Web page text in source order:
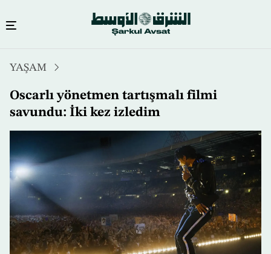
içeriğe
atla
YAŞAM
Oscarlı yönetmen tartışmalı filmi
savundu: İki kez izledim